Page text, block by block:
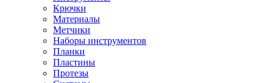
Крючки
Материалы
Метчики
Наборы инструментов
Планки
Пластины
Протезы